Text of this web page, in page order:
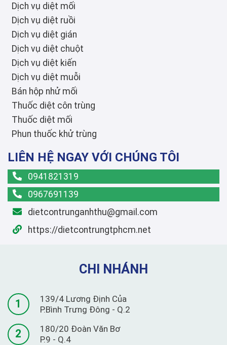
Dịch vụ diệt mối
Dịch vụ diệt ruồi
Dịch vụ diệt gián
Dịch vụ diệt chuột
Dịch vụ diệt kiến
Dịch vụ diệt muỗi
Bán hộp nhử mối
Thuốc diệt côn trùng
Thuốc diệt mối
Phun thuốc khử trùng
LIÊN HỆ NGAY VỚI CHÚNG TÔI
0941821319
0967691139
dietcontrunganhthu@gmail.com
https://dietcontrungtphcm.net
CHI NHÁNH
1
139/4 Lương Định Của
P.Bình Trưng Đông - Q.2
2
180/20 Đoàn Văn Bơ
P.9 - Q.4